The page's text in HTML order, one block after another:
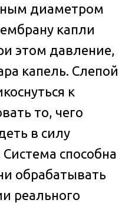
диаметром
капли
этом давление,
капель. Слепой
к
то, чего
в силу
Система способна
обрабатывать
реального